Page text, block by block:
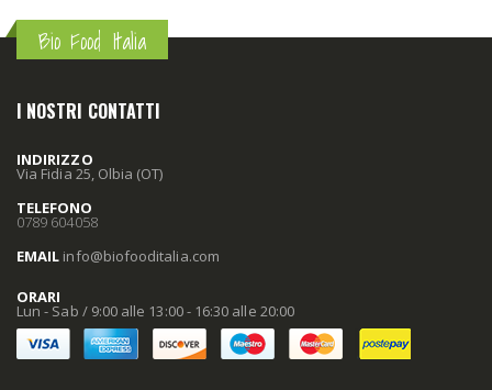
Bio Food Italia
I NOSTRI CONTATTI
INDIRIZZO
Via Fidia 25, Olbia (OT)
TELEFONO
0789 604058
EMAIL info@biofooditalia.com
ORARI
Lun - Sab / 9:00 alle 13:00 - 16:30 alle 20:00